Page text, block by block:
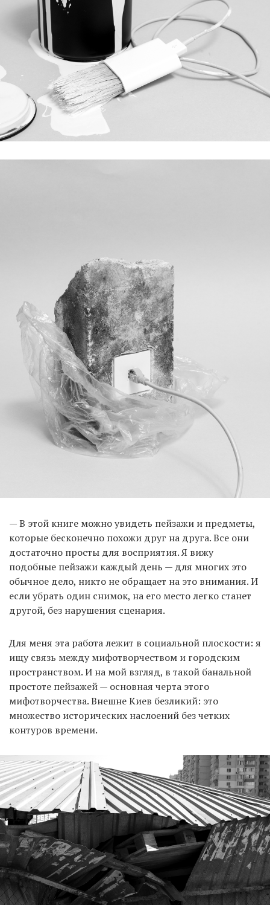
— В этой книге можно увидеть пейзажи и предметы,
которые бесконечно похожи друг на друга. Все они
достаточно просты для восприятия. Я вижу
подобные пейзажи каждый день — для многих это
обычное дело, никто не обращает на это внимания. И
если убрать один снимок, на его место легко станет
другой, без нарушения сценария.
Для меня эта работа лежит в социальной плоскости: я
ищу связь между мифотворчеством и городским
пространством. И на мой взгляд, в такой банальной
простоте пейзажей — основная черта этого
мифотворчества. Внешне Киев безликий: это
множество исторических наслоений без четких
контуров времени.